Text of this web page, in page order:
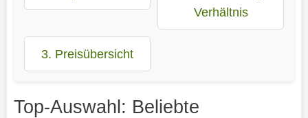
Verhältnis
3. Preisübersicht
Top-Auswahl: Beliebte